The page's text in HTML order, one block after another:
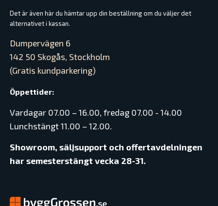
Det är även här du hämtar upp din beställning om du väljer det
alternativet i kassan.
Dumpervägen 6
142 50 Skogås, Stockholm
(Gratis kundparkering)
Öppettider:
Vardagar 07.00 – 16.00, fredag 07.00 - 14.00
Lunchstängt 11.00 – 12.00.
Showroom, säljsupport och offertavdelningen
har semesterstängt vecka 28-31.